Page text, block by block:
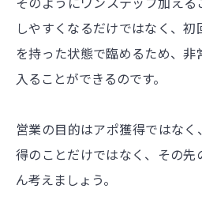
しやすくなるだけではなく、
を持った状態で臨めるため、
入ることができるのです。
営業の目的はアポ獲得ではな
得のことだけではなく、その
ん考えましょう。